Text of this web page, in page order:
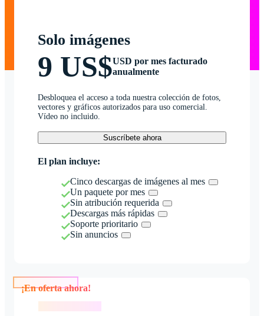
Solo imágenes
9 US$USD por mes facturado
anualmente
Desbloquea el acceso a toda nuestra colección de fotos,
vectores y gráficos autorizados para uso comercial.
Vídeo no incluido.
Suscríbete ahora
El plan incluye:
Cinco descargas de imágenes al mes
Un paquete por mes
Sin atribución requerida
Descargas más rápidas
Soporte prioritario
Sin anuncios